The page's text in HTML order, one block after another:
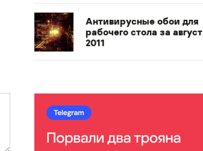
Антивирусные обои для
рабочего стола за август
2011